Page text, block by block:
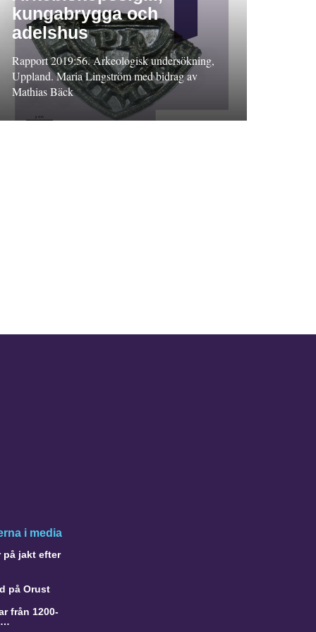
kungabrygga och
adelshus
Rapport 2019:56. Arkeologisk undersökning,
Uppland. Maria Lingström med bidrag av
Mathias Bäck
i media
på jakt efter
på Orust
från 1200-